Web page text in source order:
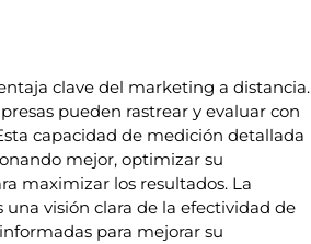
clave del marketing a distancia.
pueden rastrear y evaluar con
capacidad de medición detallada
mejor, optimizar su
maximizar los resultados. La
visión clara de la efectividad de
para mejorar su